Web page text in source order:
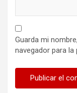
Guarda mi
navegador para la